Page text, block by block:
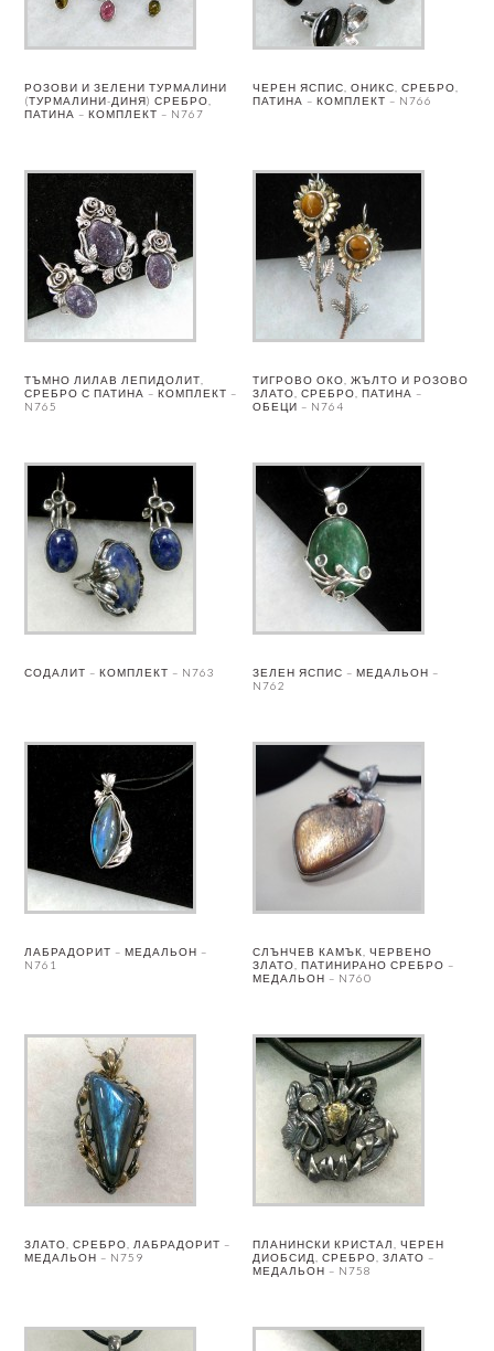
РОЗОВИ И ЗЕЛЕНИ ТУРМАЛИНИ
(ТУРМАЛИНИ-ДИНЯ) СРЕБРО,
ПАТИНА – КОМПЛЕКТ – N767
ЧЕРЕН ЯСПИС, ОНИКС, СРЕБРО,
ПАТИНА – КОМПЛЕКТ – N766
ТЪМНО ЛИЛАВ ЛЕПИДОЛИТ,
СРЕБРО С ПАТИНА – КОМПЛЕКТ –
N765
ТИГРОВО ОКО, ЖЪЛТО И РОЗОВО
ЗЛАТО, СРЕБРО, ПАТИНА –
ОБЕЦИ – N764
СОДАЛИТ – КОМПЛЕКТ – N763
ЗЕЛЕН ЯСПИС – МЕДАЛЬОН –
N762
ЛАБРАДОРИТ – МЕДАЛЬОН –
N761
СЛЪНЧЕВ КАМЪК, ЧЕРВЕНО
ЗЛАТО, ПАТИНИРАНО СРЕБРО –
МЕДАЛЬОН – N760
ЗЛАТО, СРЕБРО, ЛАБРАДОРИТ –
МЕДАЛЬОН – N759
ПЛАНИНСКИ КРИСТАЛ, ЧЕРЕН
ДИОБСИД, СРЕБРО, ЗЛАТО –
МЕДАЛЬОН – N758